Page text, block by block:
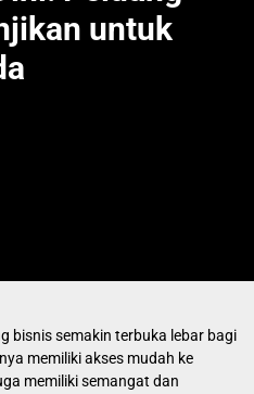
untuk
bisnis semakin terbuka lebar bagi
memiliki akses mudah ke
memiliki semangat dan